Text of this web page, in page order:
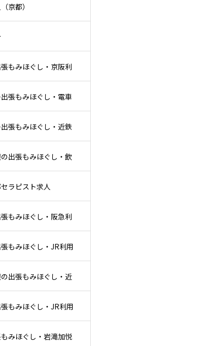
京都）
もみほぐし・京阪利
ケア
張もみほぐし・電車
ア
張もみほぐし・近鉄
ア
出張もみほぐし・飲
ア
ラピスト求人
もみほぐし・阪急利
ア
もみほぐし・JR利用
出張もみほぐし・近
りケア
もみほぐし・JR利用
みほぐし・岩滝加悦